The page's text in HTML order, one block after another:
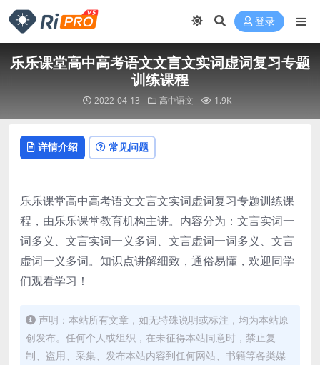
登录
乐乐课堂高中高考语文文言文实词虚词复习专题
训练课程
2022-04-13 高中语文 1.9K
详情介绍 常见问题
乐乐课堂高中高考语文文言文实词虚词复习专题训练课
程，由乐乐课堂教育机构主讲。内容分为：文言实词一
词多义、文言实词一义多词、文言虚词一词多义、文言
虚词一义多词。知识点讲解细致，通俗易懂，欢迎同学
们观看学习！
声明：本站所有文章，如无特殊说明或标注，均为本站原
创发布。任何个人或组织，在未征得本站同意时，禁止复
制、盗用、采集、发布本站内容到任何网站、书籍等各类媒